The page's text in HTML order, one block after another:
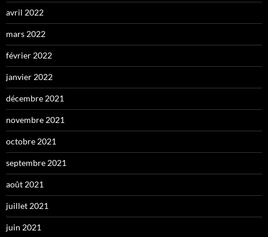
avril 2022
mars 2022
février 2022
janvier 2022
décembre 2021
novembre 2021
octobre 2021
septembre 2021
août 2021
juillet 2021
juin 2021